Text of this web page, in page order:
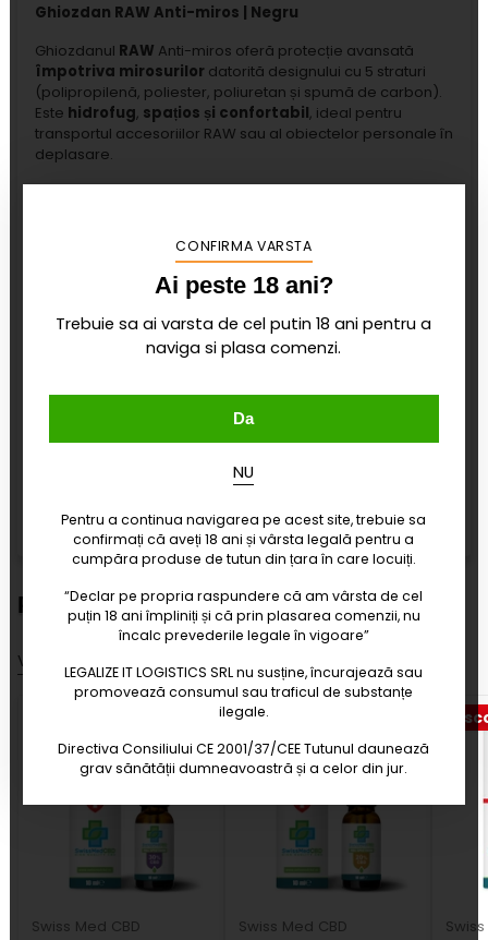
CONFIRMA VARSTA
Ai peste 18 ani?
Trebuie sa ai varsta de cel putin 18 ani pentru a
naviga si plasa comenzi.
Da
NU
Pentru a continua navigarea pe acest site, trebuie sa
confirmați că aveți 18 ani și vârsta legală pentru a
cumpăra produse de tutun din țara în care locuiți.
“Declar pe propria raspundere că am vârsta de cel
puțin 18 ani împliniți și că prin plasarea comenzii, nu
încalc prevederile legale în vigoare”
LEGALIZE IT LOGISTICS SRL nu susține, încurajează sau
promovează consumul sau traficul de substanțe
ilegale.
Directiva Consiliului CE 2001/37/CEE Tutunul daunează
grav sănătății dumneavoastră și a celor din jur.
Ghiozdan RAW Anti-miros | Negru
Ghiozdanul RAW Anti-miros oferă protecție avansată
împotriva mirosurilor datorită designului cu 5 straturi
(polipropilenă, poliester, poliuretan și spumă de carbon).
Este hidrofug, spațios și confortabil, ideal pentru
transportul accesoriilor RAW sau al obiectelor personale în
deplasare.
Negru
ghiozdan anti-miros
Design cu5 straturi pentru protecția împotriva
mirosurilor
Multiple buzunare și compartimente, inclusiv
pentru laptop sau bong
Fermoare siliconate
Spate și curele căptușite
Ideal pentru transport zilnic și activități în aer liber
Promotii
Vezi toate promotiile
Swiss Med CBD
Discount 30%
Swiss Med CBD